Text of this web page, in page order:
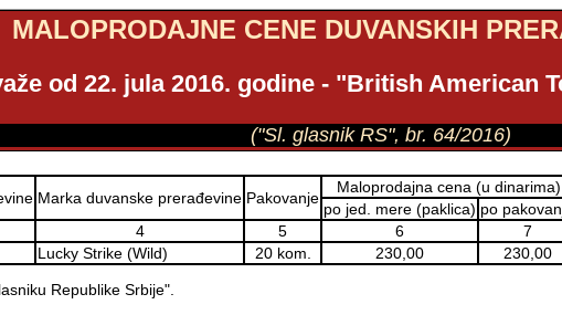
MALOPRODAJNE CENE DUVANSKIH
od 22. jula 2016. godine - "British American
("Sl. glasnik RS", br. 64/2016)
Marka duvanske prerađevine Pakovanje
Maloprodajna cena (u dinarima)
po jed. mere (paklica) po
4 5 6
7
Lucky Strike (Wild) 20 kom. 230,00 230,00
Republike Srbije".